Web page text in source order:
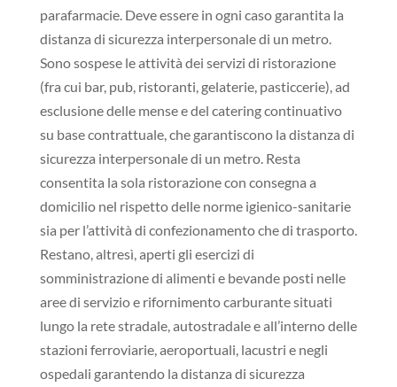
parafarmacie. Deve essere in ogni caso garantita la
distanza di sicurezza interpersonale di un metro.
Sono sospese le attività dei servizi di ristorazione
(fra cui bar, pub, ristoranti, gelaterie, pasticcerie), ad
esclusione delle mense e del catering continuativo
su base contrattuale, che garantiscono la distanza di
sicurezza interpersonale di un metro. Resta
consentita la sola ristorazione con consegna a
domicilio nel rispetto delle norme igienico-sanitarie
sia per l’attività di confezionamento che di trasporto.
Restano, altresì, aperti gli esercizi di
somministrazione di alimenti e bevande posti nelle
aree di servizio e rifornimento carburante situati
lungo la rete stradale, autostradale e all’interno delle
stazioni ferroviarie, aeroportuali, lacustri e negli
ospedali garantendo la distanza di sicurezza